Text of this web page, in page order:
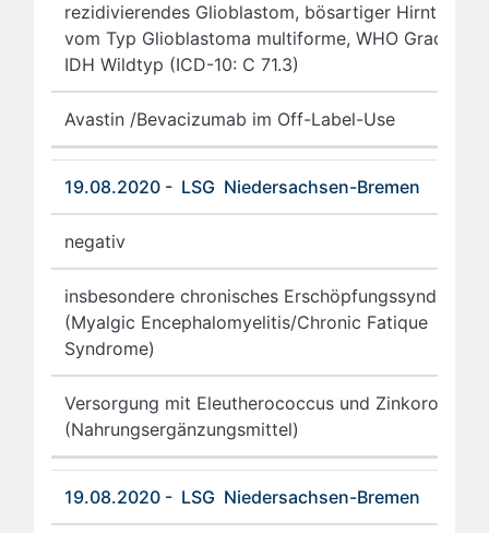
rezidivierendes Glioblastom, bösartiger Hirntumor
vom Typ Glioblastoma multiforme, WHO Grad IV,
IDH Wildtyp (ICD-10: C 71.3)
Avastin /Bevacizumab im Off-Label-Use
19.08.2020 - LSG Niedersachsen-Bremen
negativ
insbesondere chronisches Erschöpfungssyndrom
(Myalgic Encephalomyelitis/Chronic Fatique
Syndrome)
Versorgung mit Eleutherococcus und Zinkorot
(Nahrungsergänzungsmittel)
19.08.2020 - LSG Niedersachsen-Bremen